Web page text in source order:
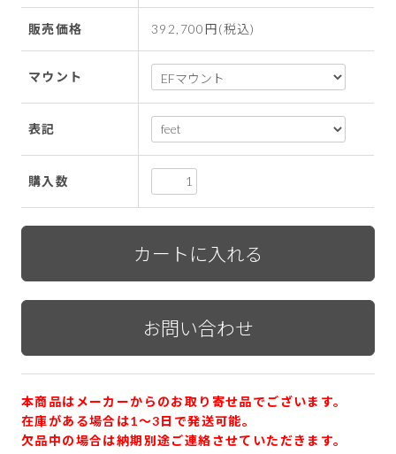
販売価格 392,700円(税込)
マウント
表記
購入数
本商品はメーカーからのお取り寄せ品でございます。
在庫がある場合は1〜3日で発送可能。
欠品中の場合は納期別途ご連絡させていただきます。